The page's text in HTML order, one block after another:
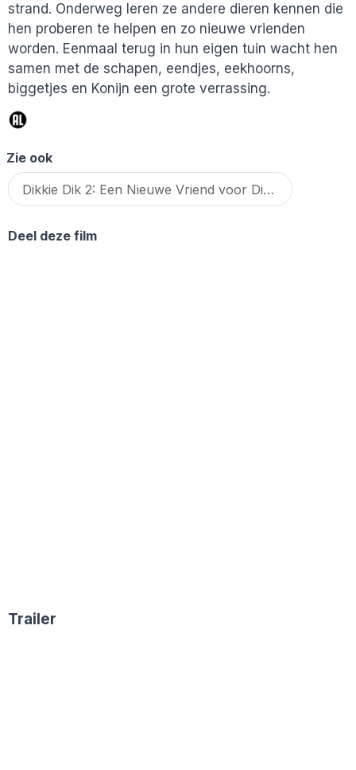
strand. Onderweg leren ze andere dieren kennen die
hen proberen te helpen en zo nieuwe vrienden
worden. Eenmaal terug in hun eigen tuin wacht hen
samen met de schapen, eendjes, eekhoorns,
biggetjes en Konijn een grote verrassing.
Zie ook
Dikkie Dik 2: Een Nieuwe Vriend voor Dikkie Dik (2024)
Deel deze film
Trailer